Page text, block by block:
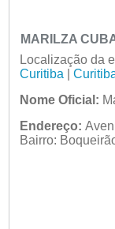
MARILZA
Localização da
Curitiba
Nome Oficial:
Endereço:
Bairro: